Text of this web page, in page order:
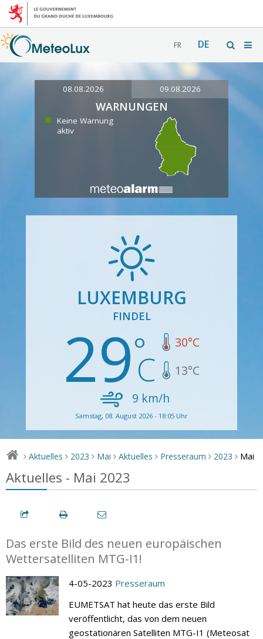
FR DE
08.08.2026 09.08.2026
WARNUNGEN
Keine Warnung
aktiv
LUXEMBURG
FINDEL
29 30°C
13°C
9 km/h
Samstag, 08. August 2026 - 18:05 Uhr
> Aktuelles > 2023 > Mai > Aktuelles > Presseraum > 2023 > Mai
Aktuelles - Mai 2023
Das erste Bild des neuen europäischen
Wettersatelliten MTG-I1!
4-05-2023 Presseraum
EUMETSAT hat heute das erste Bild
veröffentlicht, das von dem neuen
geostationären Satelliten MTG-I1 (Meteosat